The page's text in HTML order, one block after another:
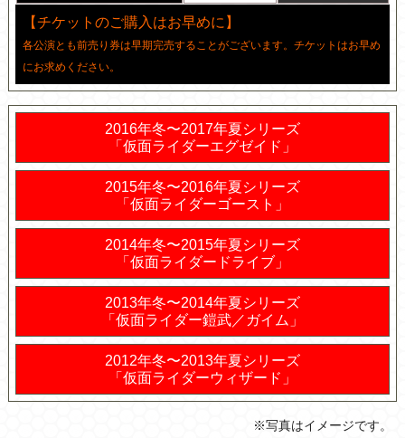
【チケットのご購入はお早めに】
各公演とも前売り券は早期完売することがございます。チケットはお早め
にお求めください。
2016年冬〜2017年夏シリーズ
「仮面ライダーエグゼイド」
2015年冬〜2016年夏シリーズ
「仮面ライダーゴースト」
2014年冬〜2015年夏シリーズ
「仮面ライダードライブ」
2013年冬〜2014年夏シリーズ
「仮面ライダー鎧武／ガイム」
2012年冬〜2013年夏シリーズ
「仮面ライダーウィザード」
※写真はイメージです。